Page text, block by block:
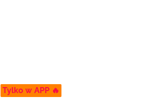
Tylko w APP 🔥